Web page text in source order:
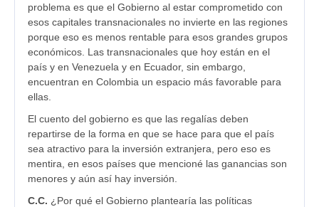
problema es que el Gobierno al estar comprometido con
esos capitales transnacionales no invierte en las regiones
porque eso es menos rentable para esos grandes grupos
económicos. Las transnacionales que hoy están en el
país y en Venezuela y en Ecuador, sin embargo,
encuentran en Colombia un espacio más favorable para
ellas.
El cuento del gobierno es que las regalías deben
repartirse de la forma en que se hace para que el país
sea atractivo para la inversión extranjera, pero eso es
mentira, en esos países que mencioné las ganancias son
menores y aún así hay inversión.
C.C. ¿Por qué el Gobierno plantearía las políticas